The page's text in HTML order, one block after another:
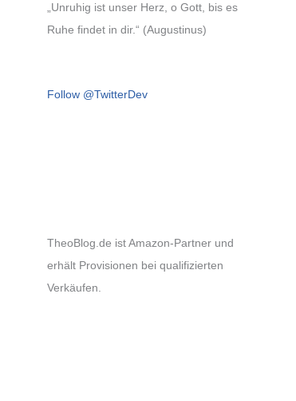
„Unruhig ist unser Herz, o Gott, bis es
Ruhe findet in dir.“ (Augustinus)
Follow @TwitterDev
TheoBlog.de ist Amazon-Partner und
erhält Provisionen bei qualifizierten
Verkäufen.